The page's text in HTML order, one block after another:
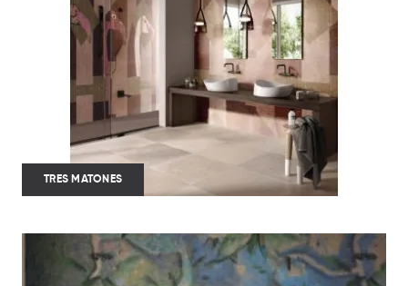
TRES MATONES